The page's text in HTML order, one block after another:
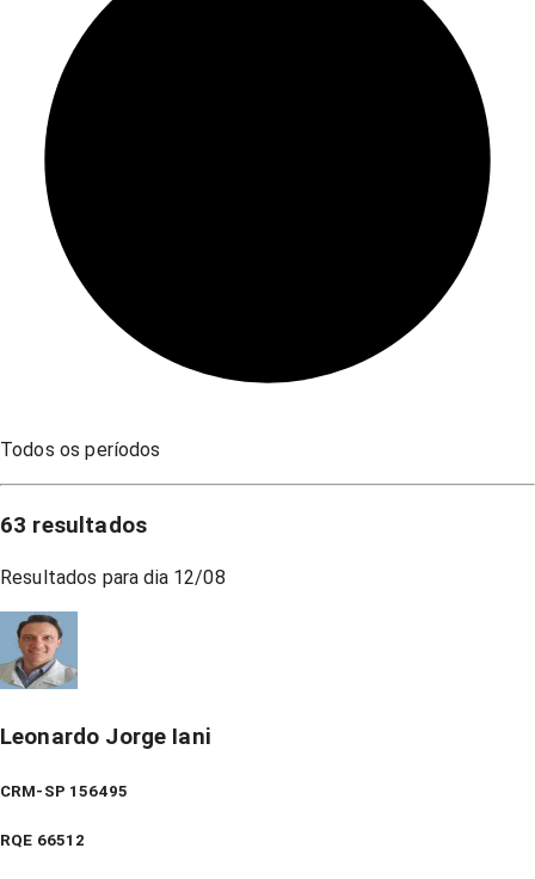
Todos os períodos
63 resultados
Resultados para dia 12/08
Leonardo Jorge Iani
CRM-SP 156495
RQE 66512